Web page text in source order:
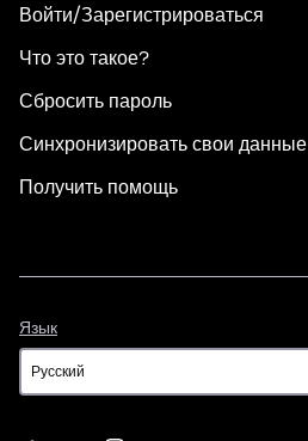
Войти/Зарегистрироваться
Что это такое?
Сбросить пароль
Синхронизировать свои данные
Получить помощь
Язык